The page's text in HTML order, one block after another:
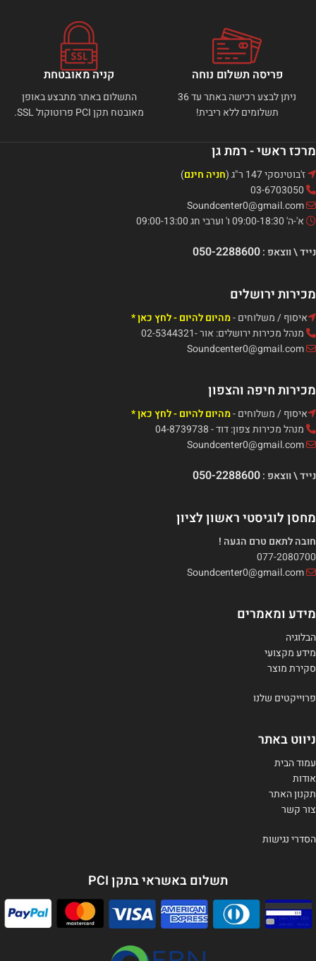
פריסה תשלום נוחה
ניתן לבצע רכישה באתר עד 36
תשלומים ללא ריבית!
קניה מאובטחת
התשלום באתר מתבצע באופן
מאובטח תקן PCI פרוטוקול SSL.
מרכז ראשי - רמת גן
ז'בוטינסקי 147 ר"ג ( חניה חינם)
א'-ה' 09:00-18:30 ו' וערבי חג 09:00-13:00
נייד \ ווצאפ :050-2288600
מכירות ירושלים
איסוף / משלוחים -מהיום להיום - לחץ כאן *
מנהל מכירות ירושלים: אור -02-5344321
מכירות חיפה והצפון
איסוף / משלוחים -מהיום להיום - לחץ כאן *
מנהל מכירות צפון: דוד - 04-8739738
נייד \ ווצאפ :050-2288600
מחסן לוגיסטי ראשון לציון
חובה לתאם טרם הגעה !
077-2080700
מידע ומאמרים
הבלוגיה
מידע מקצועי
סקירת מוצר
פרוייקטים שלנו
ניווט באתר
עמוד הבית
אודות
תקנון האתר
צור קשר
הסדרי נגישות
תשלום באשראי בתקן PCI